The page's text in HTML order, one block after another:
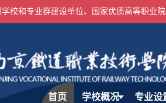
校和专业群建设单位、国家优质高等职业
首页 学校概况 专业设